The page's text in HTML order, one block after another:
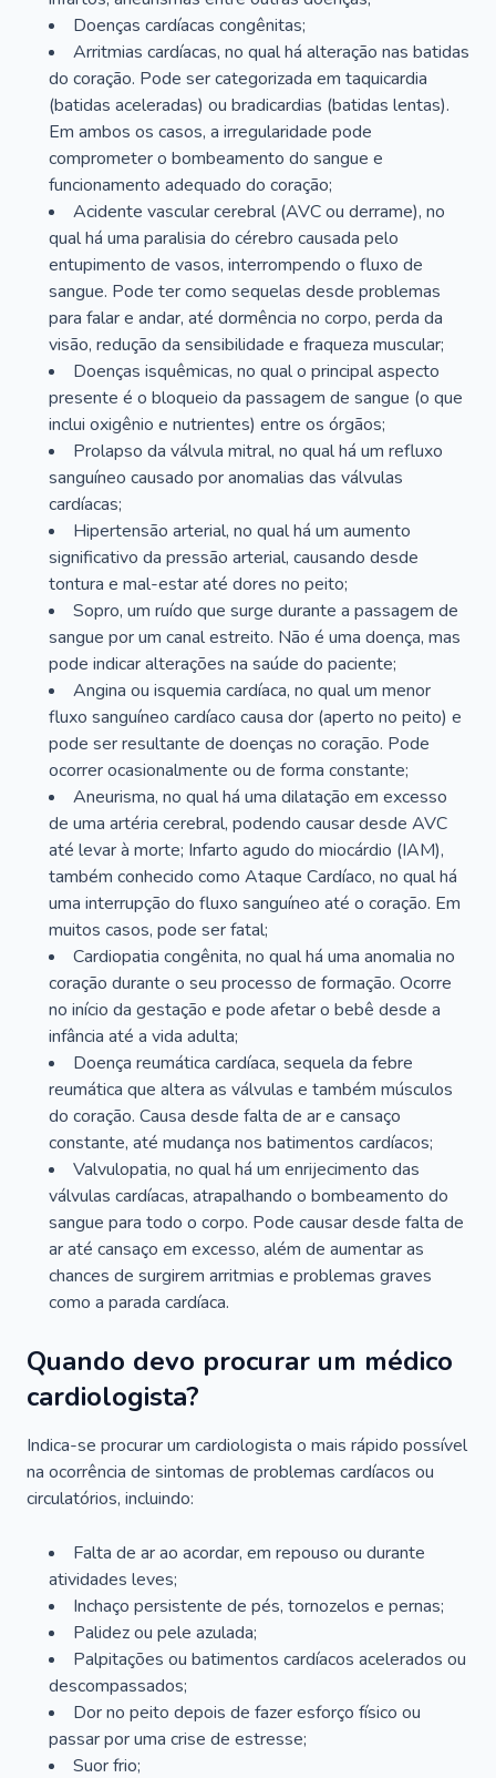
Doenças cardíacas congênitas;
Arritmias cardíacas, no qual há alteração nas batidas
do coração. Pode ser categorizada em taquicardia
(batidas aceleradas) ou bradicardias (batidas lentas).
Em ambos os casos, a irregularidade pode
comprometer o bombeamento do sangue e
funcionamento adequado do coração;
Acidente vascular cerebral (AVC ou derrame), no
qual há uma paralisia do cérebro causada pelo
entupimento de vasos, interrompendo o fluxo de
sangue. Pode ter como sequelas desde problemas
para falar e andar, até dormência no corpo, perda da
visão, redução da sensibilidade e fraqueza muscular;
Doenças isquêmicas, no qual o principal aspecto
presente é o bloqueio da passagem de sangue (o que
inclui oxigênio e nutrientes) entre os órgãos;
Prolapso da válvula mitral, no qual há um refluxo
sanguíneo causado por anomalias das válvulas
cardíacas;
Hipertensão arterial, no qual há um aumento
significativo da pressão arterial, causando desde
tontura e mal-estar até dores no peito;
Sopro, um ruído que surge durante a passagem de
sangue por um canal estreito. Não é uma doença, mas
pode indicar alterações na saúde do paciente;
Angina ou isquemia cardíaca, no qual um menor
fluxo sanguíneo cardíaco causa dor (aperto no peito) e
pode ser resultante de doenças no coração. Pode
ocorrer ocasionalmente ou de forma constante;
Aneurisma, no qual há uma dilatação em excesso
de uma artéria cerebral, podendo causar desde AVC
até levar à morte; Infarto agudo do miocárdio (IAM),
também conhecido como Ataque Cardíaco, no qual há
uma interrupção do fluxo sanguíneo até o coração. Em
muitos casos, pode ser fatal;
Cardiopatia congênita, no qual há uma anomalia no
coração durante o seu processo de formação. Ocorre
no início da gestação e pode afetar o bebê desde a
infância até a vida adulta;
Doença reumática cardíaca, sequela da febre
reumática que altera as válvulas e também músculos
do coração. Causa desde falta de ar e cansaço
constante, até mudança nos batimentos cardíacos;
Valvulopatia, no qual há um enrijecimento das
válvulas cardíacas, atrapalhando o bombeamento do
sangue para todo o corpo. Pode causar desde falta de
ar até cansaço em excesso, além de aumentar as
chances de surgirem arritmias e problemas graves
como a parada cardíaca.
Quando devo procurar um médico
cardiologista?
Indica-se procurar um cardiologista o mais rápido possível
na ocorrência de sintomas de problemas cardíacos ou
circulatórios, incluindo:
Falta de ar ao acordar, em repouso ou durante
atividades leves;
Inchaço persistente de pés, tornozelos e pernas;
Palidez ou pele azulada;
Palpitações ou batimentos cardíacos acelerados ou
descompassados;
Dor no peito depois de fazer esforço físico ou
passar por uma crise de estresse;
Suor frio;